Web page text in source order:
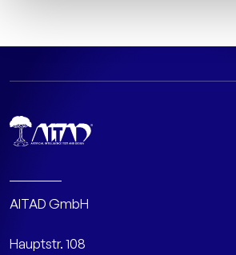
AITAD GmbH
Hauptstr. 108